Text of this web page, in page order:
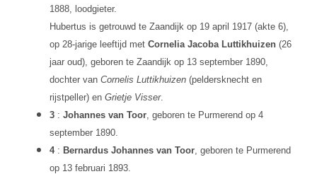
1888, loodgieter.
Hubertus is getrouwd te Zaandijk op 19 april 1917 (akte 6),
op 28-jarige leeftijd met Cornelia Jacoba Luttikhuizen(26
jaar oud), geboren te Zaandijk op 13 september 1890,
dochter van Cornelis Luttikhuizen(peldersknecht en
rijstpeller) en Grietje Visser.
3 : Johannes van Toor, geboren te Purmerend op 4
september 1890.
4 : Bernardus Johannes van Toor, geboren te Purmerend
op 13 februari 1893.